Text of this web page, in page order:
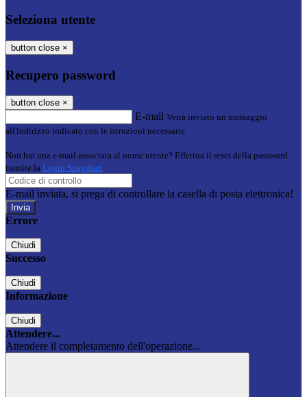
Seleziona utente
button close ×
Recupero password
button close ×
E-mail Verrà inviato un messaggio
all'indirizzo indicato con le istruzioni necessarie.
Non hai una e-mail associata al nome utente? Effettua il reset della password
tramite la Login Spaggiari
E-mail inviata, si prega di controllare la casella di posta elettronica!
Errore
Chiudi
Successo
Chiudi
Informazione
Chiudi
Attendere...
Attendere il completamento dell'operazione...